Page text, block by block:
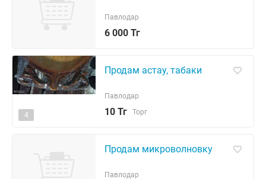
6 000 Тг
Павлодар
4
Продам астау, табаки
10 Тг Торг
Павлодар
Продам микроволновку
Павлодар